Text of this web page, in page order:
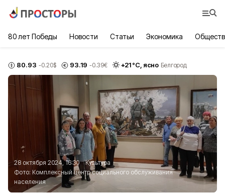
80 лет Победы Новости Статьи Экономика
80.93 -0.20$ 93.19 -0.39€ +21°С, ясно Белгород
28 октября 2024, 16:30
Культура
Фото: Комплексный центр социального обслуживания
населения